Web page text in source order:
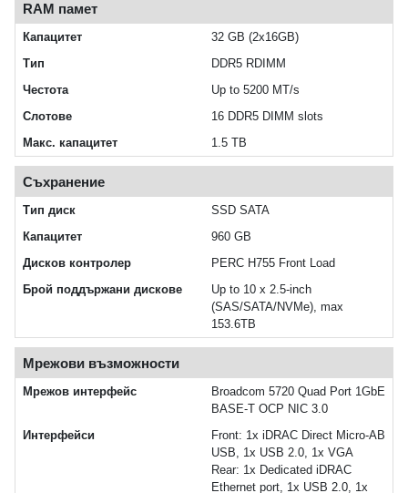
RAM памет
Капацитет
32 GB (2x16GB)
Тип
DDR5 RDIMM
Честота
Up to 5200 MT/s
Слотове
16 DDR5 DIMM slots
Макс. капацитет
1.5 TB
Съхранение
Тип диск
SSD SATA
Капацитет
960 GB
Дисков контролер
PERC H755 Front Load
Брой поддържани дискове
Up to 10 x 2.5-inch
(SAS/SATA/NVMe), max
153.6TB
Мрежови възможности
Мрежов интерфейс
Broadcom 5720 Quad Port 1GbE
BASE-T OCP NIC 3.0
Интерфейси
Front: 1x iDRAC Direct Micro-AB
USB, 1x USB 2.0, 1x VGA
Rear: 1x Dedicated iDRAC
Ethernet port, 1x USB 2.0, 1x